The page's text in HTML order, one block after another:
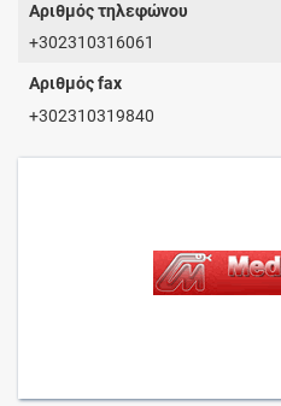
Αριθμός τηλεφώνου
+302310316061
Αριθμός fax
+302310319840